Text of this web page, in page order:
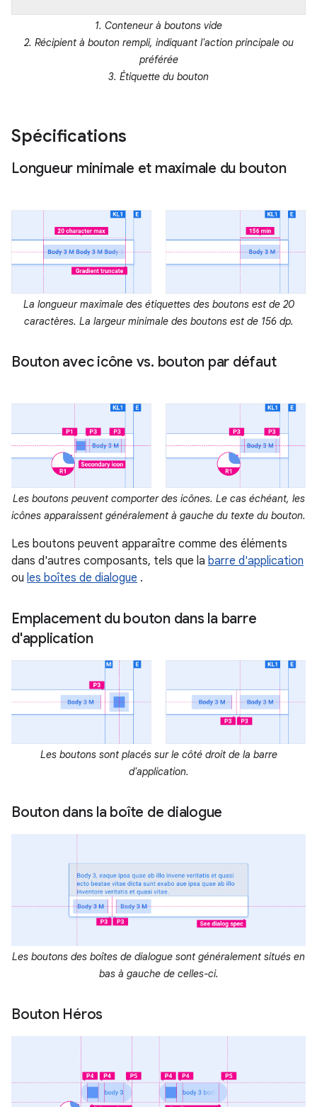
1. Conteneur à boutons vide
2. Récipient à bouton rempli, indiquant l'action principale ou
préférée
3. Étiquette du bouton
Spécifications
Longueur minimale et maximale du bouton
La longueur maximale des étiquettes des boutons est de 20
caractères. La largeur minimale des boutons est de 156 dp.
Bouton avec icône vs. bouton par défaut
Les boutons peuvent comporter des icônes. Le cas échéant, les
icônes apparaissent généralement à gauche du texte du bouton.
Les boutons peuvent apparaître comme des éléments
dans d'autres composants, tels que la barre d'application
ou les boîtes de dialogue .
Emplacement du bouton dans la barre
d'application
Les boutons sont placés sur le côté droit de la barre
d'application.
Bouton dans la boîte de dialogue
Les boutons des boîtes de dialogue sont généralement situés en
bas à gauche de celles-ci.
Bouton Héros